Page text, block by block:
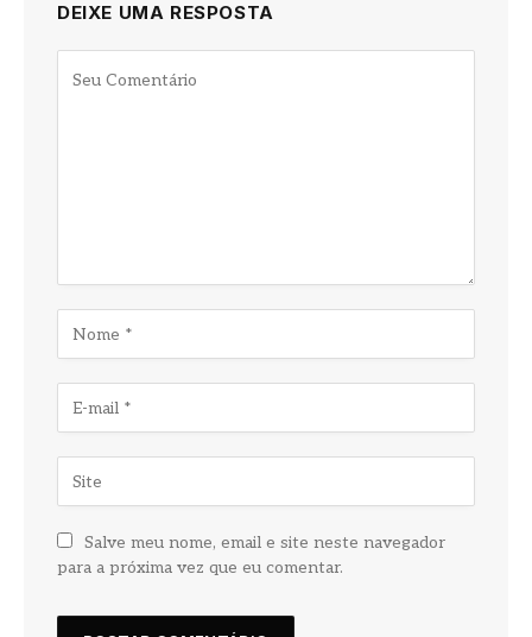
DEIXE UMA RESPOSTA
Salve meu nome, email e site neste navegador
para a próxima vez que eu comentar.